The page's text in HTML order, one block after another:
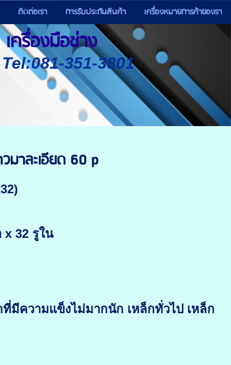
ติดต่อเรา การรับประกันสินค้า เครื่องหมายการค้าของรา
ครื่องมือช่าง
351-3801
มาละเอียด 60 p
x 32 รูใน
ที่มีความแข็งไม่มากนัก เหล็กทั่วไป เหล็ก